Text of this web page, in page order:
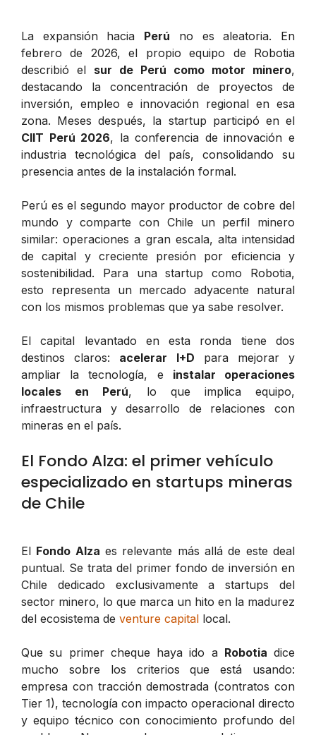
La expansión hacia Perú no es aleatoria. En
febrero de 2026, el propio equipo de Robotia
describió el sur de Perú como motor minero,
destacando la concentración de proyectos de
inversión, empleo e innovación regional en esa
zona. Meses después, la startup participó en el
CIIT Perú 2026, la conferencia de innovación e
industria tecnológica del país, consolidando su
presencia antes de la instalación formal.
Perú es el segundo mayor productor de cobre del
mundo y comparte con Chile un perfil minero
similar: operaciones a gran escala, alta intensidad
de capital y creciente presión por eficiencia y
sostenibilidad. Para una startup como Robotia,
esto representa un mercado adyacente natural
con los mismos problemas que ya sabe resolver.
El capital levantado en esta ronda tiene dos
destinos claros: acelerar I+D para mejorar y
ampliar la tecnología, e instalar operaciones
locales en Perú, lo que implica equipo,
infraestructura y desarrollo de relaciones con
mineras en el país.
El Fondo Alza: el primer vehículo
especializado en startups mineras
de Chile
El Fondo Alza es relevante más allá de este deal
puntual. Se trata del primer fondo de inversión en
Chile dedicado exclusivamente a startups del
sector minero, lo que marca un hito en la madurez
del ecosistema de venture capital local.
Que su primer cheque haya ido a Robotia dice
mucho sobre los criterios que está usando:
empresa con tracción demostrada (contratos con
Tier 1), tecnología con impacto operacional directo
y equipo técnico con conocimiento profundo del